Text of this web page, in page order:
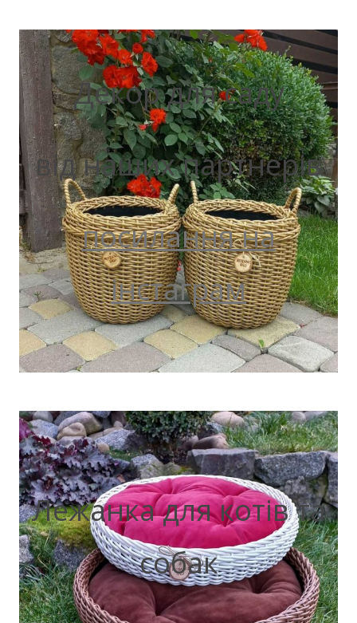
Декор для саду
від наших партнерів
посилання на
інстаграм
Лежанка для котів та
собак